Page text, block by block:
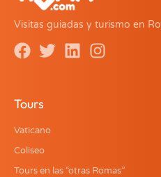
Visitas guiadas y turismo en
Tours
Vaticano
Coliseo
Tours en las “otras Romas”